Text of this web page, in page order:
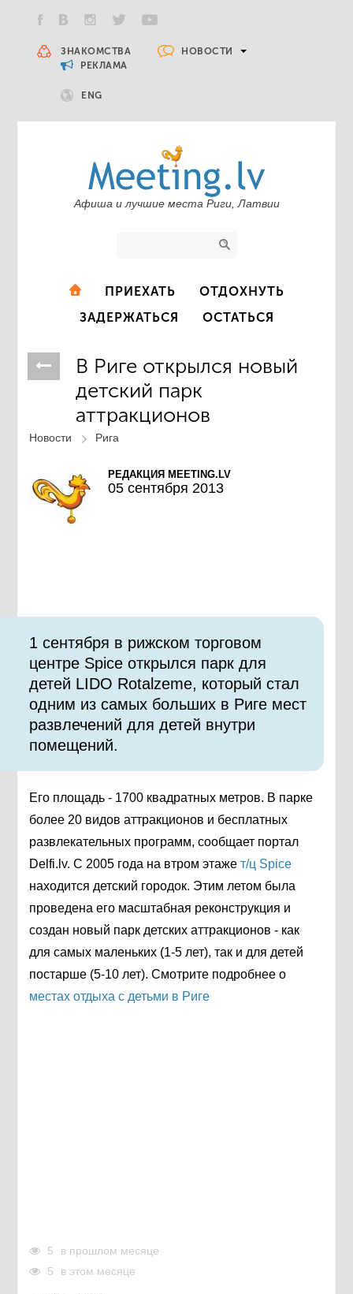
ЗНАКОМСТВА
НОВОСТИ
РЕКЛАМА
ENG
Афиша и лучшие места Риги, Латвии
ПРИЕХАТЬ
ОТДОХНУТЬ
ЗАДЕРЖАТЬСЯ
ОСТАТЬСЯ
В Риге открылся новый
детский парк
аттракционов
Новости Рига
РЕДАКЦИЯ MEETING.LV
05 сентября 2013
1 сентября в рижском торговом
центре Spice открылся парк для
детей LIDO Rotalzeme, который стал
одним из самых больших в Риге мест
развлечений для детей внутри
помещений.
Его площадь - 1700 квадратных метров. В парке
более 20 видов аттракционов и бесплатных
развлекательных программ, сообщает портал
Delfi.lv. С 2005 года на втром этажет/ц Spice
находится детский городок. Этим летом была
проведена его масштабная реконструкция и
создан новый парк детских аттракционов - как
для самых маленьких (1-5 лет), так и для детей
постарше (5-10 лет). Смотрите подробнее о
местах отдыха с детьми в Риге
5
в прошлом месяце
5
в этом месяце